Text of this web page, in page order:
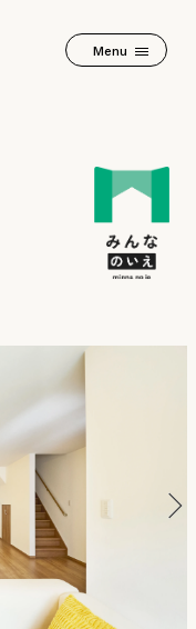
Menu